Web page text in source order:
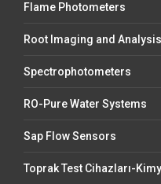
Flame Photometers
Root Imaging and
Spectrophotometers
RO-Pure Water Systems
Sap Flow Sensors
Toprak Test Cihazları-